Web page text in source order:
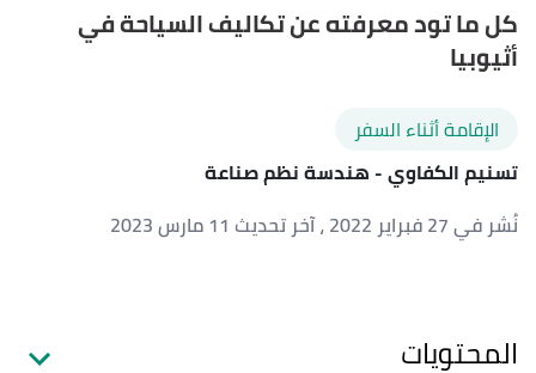
كل ما تود معرفته عن تكاليف السياحة في
أثيوبيا
الإقامة أثناء السفر
تسنيم الكفاوي- هندسة نظم صناعة
نُشر في 27 فبراير 2022
، آخر تحديث 11 مارس 2023
المحتويات